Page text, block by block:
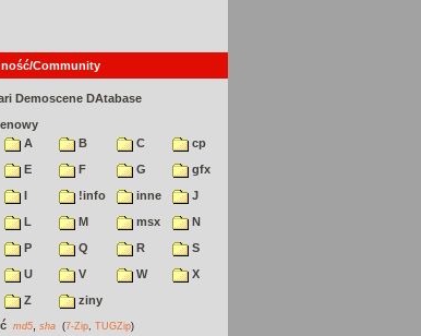
Community
Demoscene DAtabase
A B C
cp
E F G
gfx
I !info inne
J
L M msx
N
P Q R
S
U V W
X
Z
ziny
md5 sha (7-Zip TUGZip)